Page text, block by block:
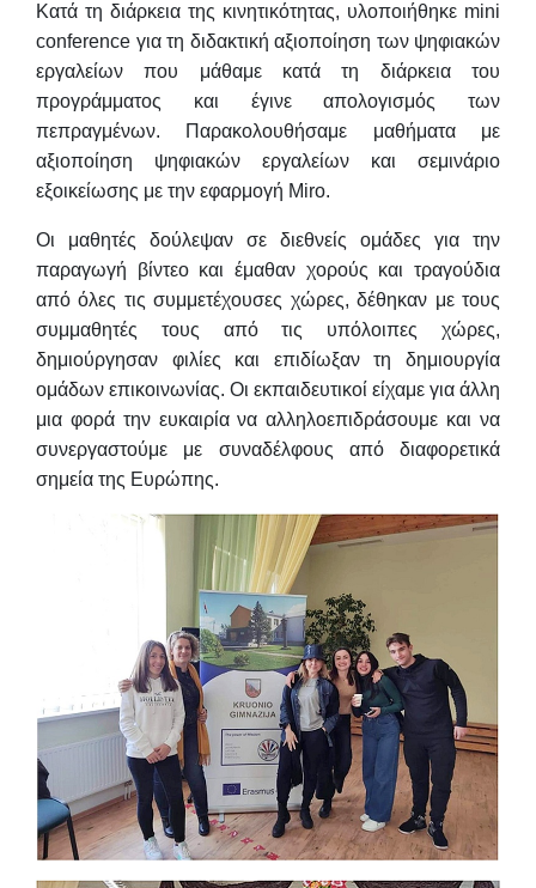
Κατά τη διάρκεια της κινητικότητας, υλοποιήθηκε mini
conference για τη διδακτική αξιοποίηση των ψηφιακών
εργαλείων που μάθαμε κατά τη διάρκεια του
προγράμματος και έγινε απολογισμός των
πεπραγμένων. Παρακολουθήσαμε μαθήματα με
αξιοποίηση ψηφιακών εργαλείων και σεμινάριο
εξοικείωσης με την εφαρμογή Miro.
Οι μαθητές δούλεψαν σε διεθνείς ομάδες για την
παραγωγή βίντεο και έμαθαν χορούς και τραγούδια
από όλες τις συμμετέχουσες χώρες, δέθηκαν με τους
συμμαθητές τους από τις υπόλοιπες χώρες,
δημιούργησαν φιλίες και επιδίωξαν τη δημιουργία
ομάδων επικοινωνίας. Οι εκπαιδευτικοί είχαμε για άλλη
μια φορά την ευκαιρία να αλληλοεπιδράσουμε και να
συνεργαστούμε με συναδέλφους από διαφορετικά
σημεία της Ευρώπης.